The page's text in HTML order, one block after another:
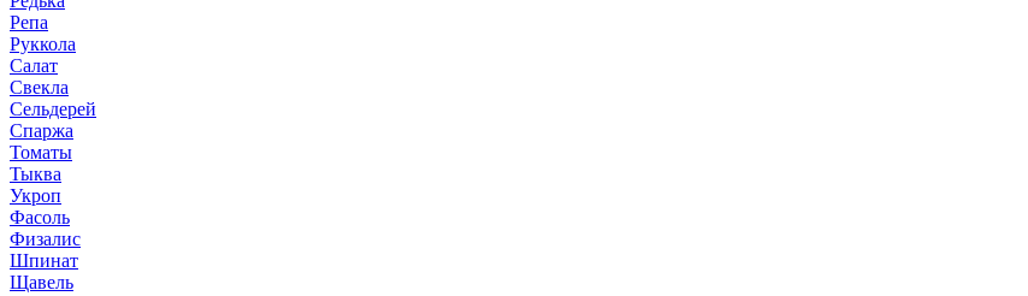
Репа
Руккола
Салат
Свекла
Сельдерей
Спаржа
Томаты
Тыква
Укроп
Фасоль
Физалис
Шпинат
Щавель